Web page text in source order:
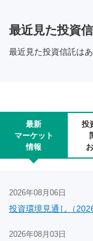
最近見た投資
最近見た投資信託はあ
最新
マーケット
情報
投
2026年08月06日
投資環境見通し（
2026年08月03日